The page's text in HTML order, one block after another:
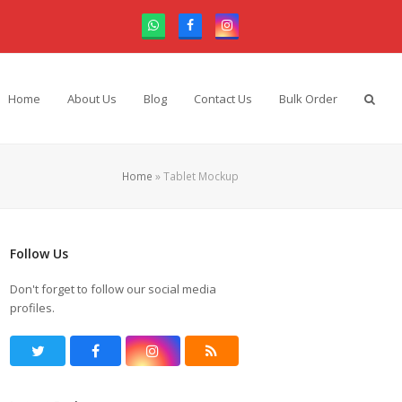
WhatsappFacebookInstagram
Home About Us Blog Contact Us Bulk Order
Home »Tablet Mockup
Follow Us
Don't forget to follow our social media
profiles.
T
w
F
a
I
n
R
S